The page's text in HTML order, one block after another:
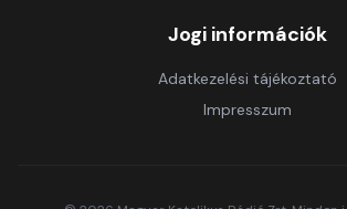
Jogi információk
Adatkezelési tájékoztató
Impresszum